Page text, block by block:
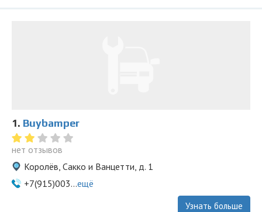
1. Buybamper
нет отзывов
Королёв, Сакко и Ванцетти, д. 1
+7(915)003...ещё
Узнать больше